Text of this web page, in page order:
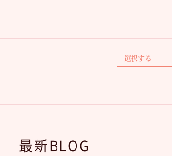
最新BLOG